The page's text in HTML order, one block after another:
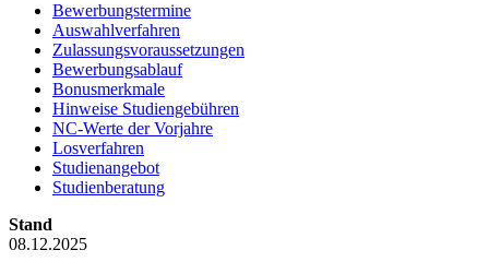
Bewerbungstermine
Auswahlverfahren
Zulassungsvoraussetzungen
Bewerbungsablauf
Bonusmerkmale
Hinweise Studiengebühren
NC-Werte der Vorjahre
Losverfahren
Studienangebot
Studienberatung
Stand
08.12.2025